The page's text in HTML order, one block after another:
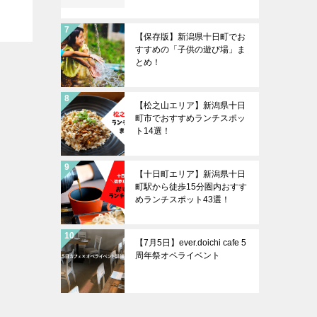
【保存版】新潟県十日町でお
すすめの「子供の遊び場」ま
とめ！
【松之山エリア】新潟県十日
町市でおすすめランチスポッ
ト14選！
【十日町エリア】新潟県十日
町駅から徒歩15分圏内おすす
めランチスポット43選！
【7月5日】ever.doichi cafe 5
周年祭オペライベント